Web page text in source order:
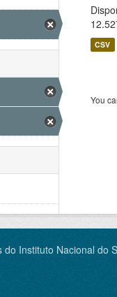
CSV
You
Instituto Nacional do